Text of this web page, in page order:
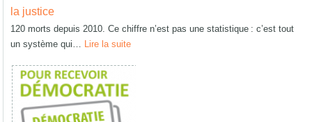
la justice
120 morts depuis 2010. Ce chiffre n’est pas une statistique : c’est tout
un système qui… Lire la suite